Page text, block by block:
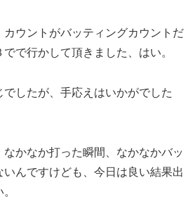
カウントがバッティングカウントだ
で行かして頂きました、はい。
したが、手応えはいかがでした
なかなか打った瞬間、なかなかバッ
いんですけども、今日は良い結果出